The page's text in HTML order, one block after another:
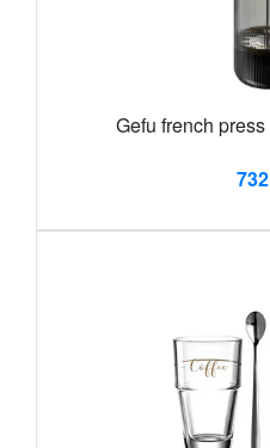
Gefu french